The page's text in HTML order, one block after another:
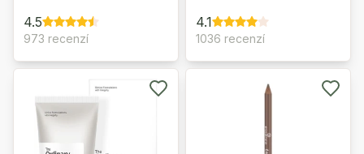
4.5
973 recenzí
4.1
1036 recenzí